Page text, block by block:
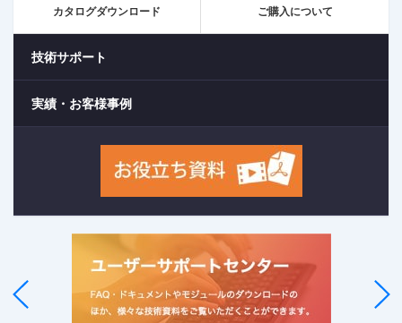
カタログダウンロード ご購入について
技術サポート
実績・お客様事例